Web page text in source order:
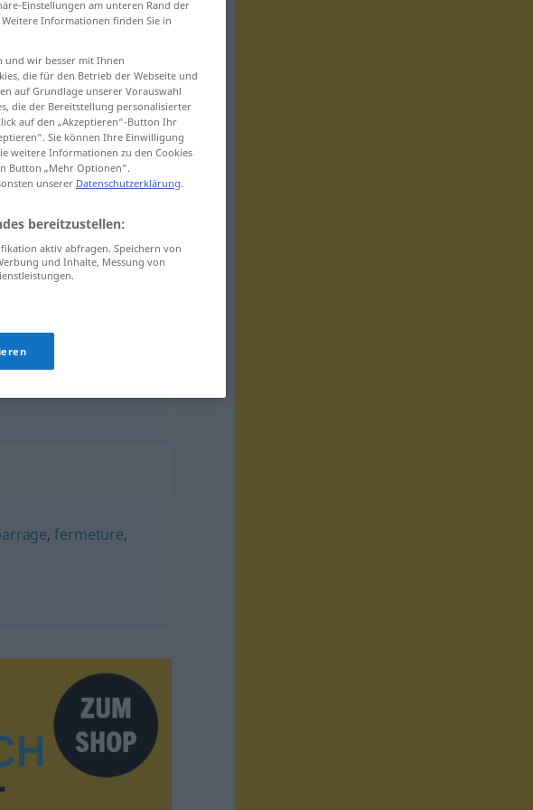
,fermeture,
Einstellungen am unteren Rand der
Informationen finden Sie in
und wir besser mit Ihnen
die für den Betrieb der Webseite und
auf Grundlage unserer Vorauswahl
die der Bereitstellung personalisierter
auf den „Akzeptieren“-Button Ihr
Sie können Ihre Einwilligung
weitere Informationen zu den Cookies
Button „Mehr Optionen“.
unserer Datenschutzerklärung.
bereitzustellen:
aktiv abfragen. Speichern von
und Inhalte, Messung von